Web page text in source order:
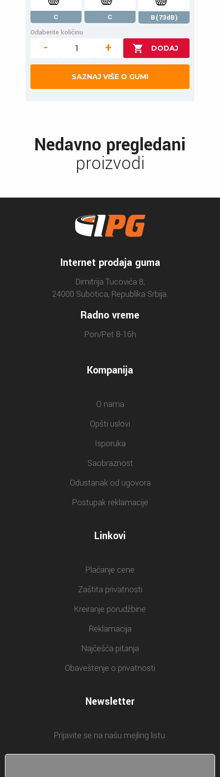
C C
B(73dB)
Odaberite količinu
- +
SAZNAJ VIŠE O GUMI
Nedavno pregledani
proizvodi
Internet prodaja guma
Dimitrija Tucovića 8,
24000 Subotica, Republika Srbija.
Radno vreme
Pon/Pet 8-16h
Kompanija
O nama
Opšti uslovi
Isporuka
Saobraznost
Odustanak od ugovora
Postupak reklamacije
Linkovi
Plaćanje cene
Zaštita privatnosti
Kreiranje porudžbine
Reklamacija
Najčešća pitanja
Obaveštenje o privatnosti
Newsletter
Prijavite se na našu mejling listu.